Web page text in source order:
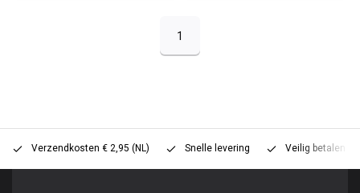
1
Verzendkosten € 2,95 (NL) Snelle levering Veilig betalen